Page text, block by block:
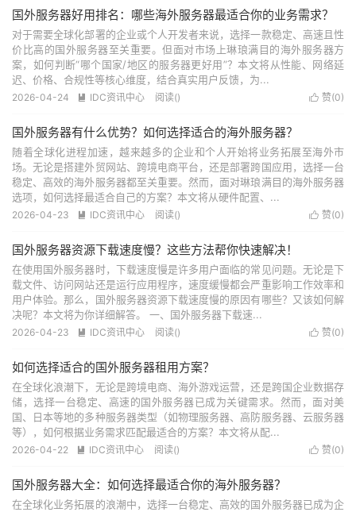
国外服务器好用排名：哪些海外服务器最适合你的业务需求？
对于需要全球化部署的企业或个人开发者来说，选择一款稳定、高速且性
价比高的国外服务器至关重要。但面对市场上琳琅满目的海外服务器方
案，如何判断“哪个国家/地区的服务器更好用”？本文将从性能、网络延
迟、价格、合规性等核心维度，结合真实用户反馈，为...
 赞(0)
2026-04-24  IDC资讯中心 阅读()
国外服务器有什么优势？如何选择适合的海外服务器？
随着全球化进程加速，越来越多的企业和个人开始将业务拓展至海外市
场。无论是搭建外贸网站、跨境电商平台，还是部署跨国应用，选择一台
稳定、高效的海外服务器都至关重要。然而，面对琳琅满目的海外服务器
选项，如何选择最适合自己的方案？本文将从硬件配置、...
 赞(0)
2026-04-23  IDC资讯中心 阅读()
国外服务器资源下载速度慢？这些方法帮你快速解决！
在使用国外服务器时，下载速度慢是许多用户面临的常见问题。无论是下
载文件、访问网站还是运行应用程序，速度缓慢都会严重影响工作效率和
用户体验。那么，国外服务器资源下载速度慢的原因有哪些？又该如何解
决呢？本文将为你详细解答。 一、国外服务器下载速...
 赞(0)
2026-04-23  IDC资讯中心 阅读()
如何选择适合的国外服务器租用方案？
在全球化浪潮下，无论是跨境电商、海外游戏运营，还是跨国企业数据存
储，选择一台稳定、高速的国外服务器已成为关键需求。然而，面对美
国、日本等地的多种服务器类型（如物理服务器、高防服务器、云服务器
等），如何根据业务需求匹配最适合的方案？本文将从配...
 赞(0)
2026-04-22  IDC资讯中心 阅读()
国外服务器大全：如何选择最适合你的海外服务器？
在全球化业务拓展的浪潮中，选择一台稳定、高效的国外服务器已成为企